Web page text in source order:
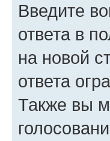
Введите
ответа в
на новой
ответа
Также вы